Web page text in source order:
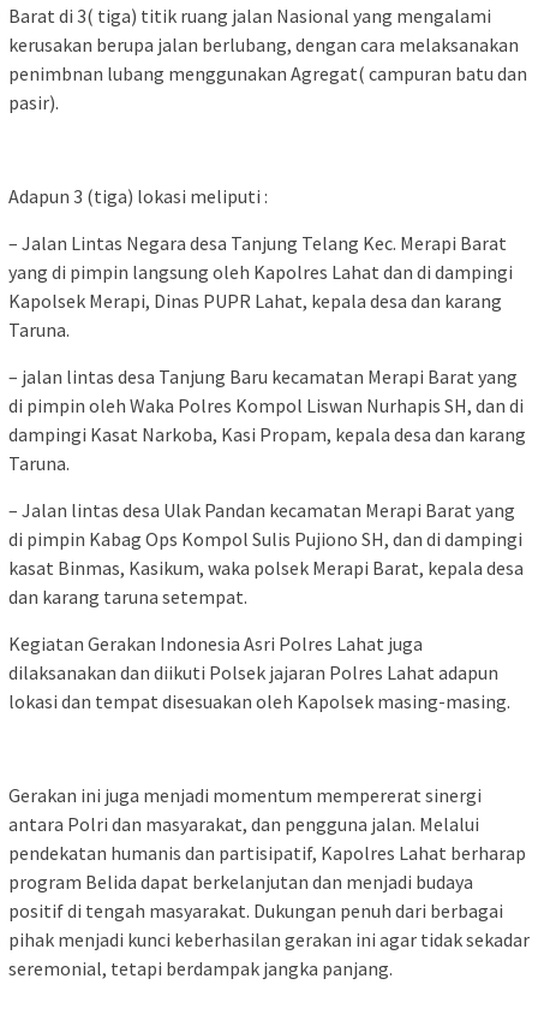
Barat di 3( tiga) titik ruang jalan Nasional yang mengalami
kerusakan berupa jalan berlubang, dengan cara melaksanakan
penimbnan lubang menggunakan Agregat( campuran batu dan
pasir).
Adapun 3 (tiga) lokasi meliputi :
– Jalan Lintas Negara desa Tanjung Telang Kec. Merapi Barat
yang di pimpin langsung oleh Kapolres Lahat dan di dampingi
Kapolsek Merapi, Dinas PUPR Lahat, kepala desa dan karang
Taruna.
– jalan lintas desa Tanjung Baru kecamatan Merapi Barat yang
di pimpin oleh Waka Polres Kompol Liswan Nurhapis SH, dan di
dampingi Kasat Narkoba, Kasi Propam, kepala desa dan karang
Taruna.
– Jalan lintas desa Ulak Pandan kecamatan Merapi Barat yang
di pimpin Kabag Ops Kompol Sulis Pujiono SH, dan di dampingi
kasat Binmas, Kasikum, waka polsek Merapi Barat, kepala desa
dan karang taruna setempat.
Kegiatan Gerakan Indonesia Asri Polres Lahat juga
dilaksanakan dan diikuti Polsek jajaran Polres Lahat adapun
lokasi dan tempat disesuakan oleh Kapolsek masing-masing.
Gerakan ini juga menjadi momentum mempererat sinergi
antara Polri dan masyarakat, dan pengguna jalan. Melalui
pendekatan humanis dan partisipatif, Kapolres Lahat berharap
program Belida dapat berkelanjutan dan menjadi budaya
positif di tengah masyarakat. Dukungan penuh dari berbagai
pihak menjadi kunci keberhasilan gerakan ini agar tidak sekadar
seremonial, tetapi berdampak jangka panjang.